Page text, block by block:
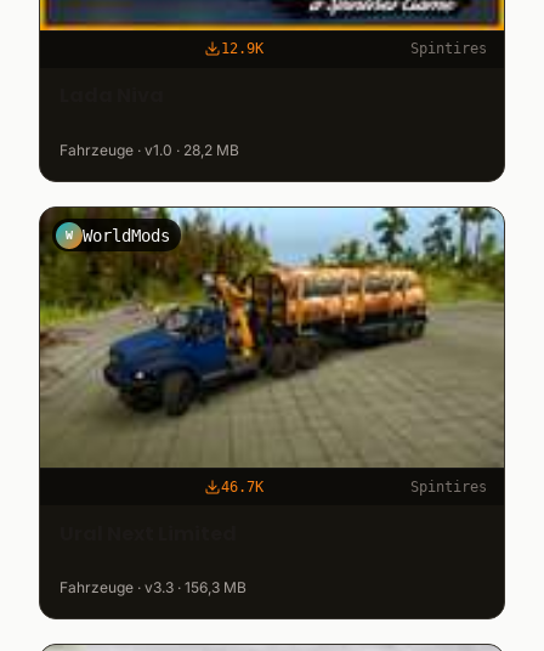
12.9K Spintires
Fahrzeuge · v1.0 · 28,2 MB
W WorldMods
46.7K Spintires
Fahrzeuge · v3.3 · 156,3 MB